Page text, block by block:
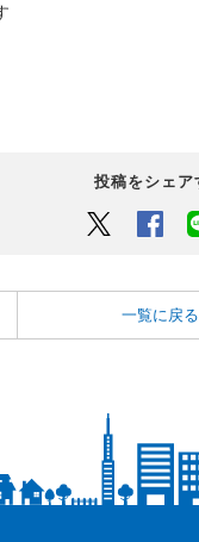
投稿をシェア
Twitter
一覧に戻る